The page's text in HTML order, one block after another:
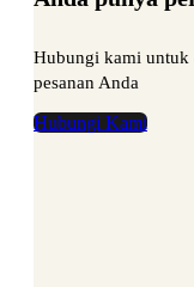
Hubungi kami untuk
pesanan Anda
Hubungi Kami